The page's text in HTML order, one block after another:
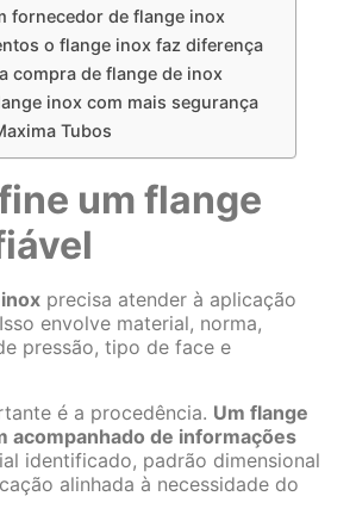
fornecedor de flange inox
o flange inox faz diferença
compra de flange de inox
inox com mais segurança
Tubos
um flange
precisa atender à aplicação
envolve material, norma,
pressão, tipo de face e
é a procedência. Um flange
acompanhado de informações
identificado, padrão dimensional
alinhada à necessidade do